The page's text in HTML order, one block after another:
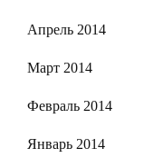
Апрель 2014
Март 2014
Февраль 2014
Январь 2014